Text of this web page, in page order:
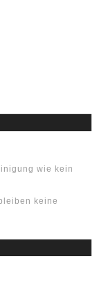
wie kein
keine